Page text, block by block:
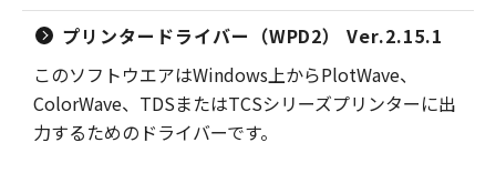
プリンタードライバー（WPD2） Ver.2.15.1
このソフトウエアはWindows上からPlotWave、
ColorWave、TDSまたはTCSシリーズプリンターに出
力するためのドライバーです。